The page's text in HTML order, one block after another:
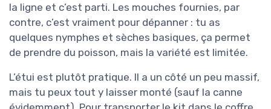
la ligne et c’est parti. Les mouches fournies, par
contre, c’est vraiment pour dépanner : tu as
quelques nymphes et sèches basiques, ça permet
de prendre du poisson, mais la variété est limitée.
L’étui est plutôt pratique. Il a un côté un peu massif,
mais tu peux tout y laisser monté (sauf la canne